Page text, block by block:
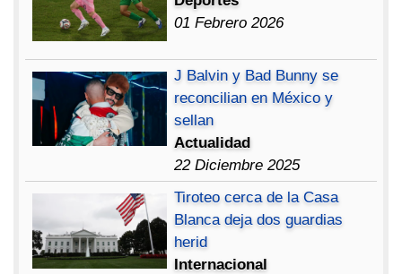
01 Febrero 2026
J Balvin y Bad Bunny se
reconcilian en México y
sellan
Actualidad
22 Diciembre 2025
Tiroteo cerca de la Casa
Blanca deja dos guardias
herid
Internacional